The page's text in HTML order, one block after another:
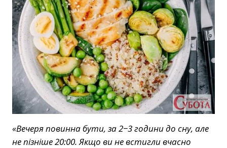
«Вечеря повинна бути, за 2−3 години до сну, але
не пізніше 20:00. Якщо ви не встигли вчасно